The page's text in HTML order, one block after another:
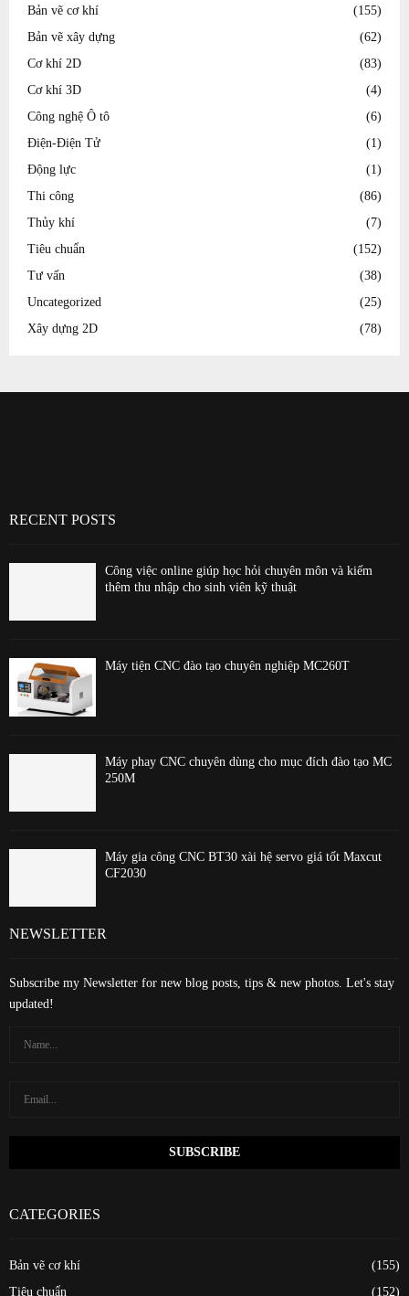
Bản vẽ cơ khí
(155)
Bản vẽ xây dựng
(62)
Cơ khí 2D
(83)
Cơ khí 3D
(4)
Công nghệ Ô tô
(6)
Điện-Điện Tử
(1)
Động lực
(1)
Thi công
(86)
Thủy khí
(7)
Tiêu chuẩn
(152)
Tư vấn
(38)
Uncategorized
(25)
Xây dựng 2D
(78)
RECENT POSTS
Công việc online giúp học hỏi chuyên môn và kiếm
thêm thu nhập cho sinh viên kỹ thuật
Máy tiện CNC đào tạo chuyên nghiệp MC260T
Máy phay CNC chuyên dùng cho mục đích đào tạo MC
250M
Máy gia công CNC BT30 xài hệ servo giá tốt Maxcut
CF2030
NEWSLETTER
Subscribe my Newsletter for new blog posts, tips & new photos. Let's stay
updated!
CATEGORIES
Bản vẽ cơ khí
(155)
Tiêu chuẩn
(152)